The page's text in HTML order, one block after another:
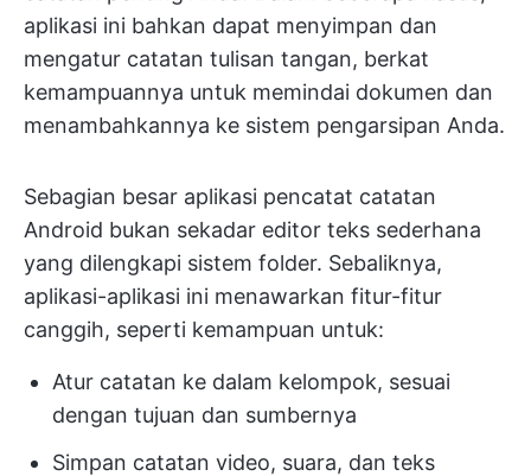
aplikasi ini bahkan dapat menyimpan dan
mengatur catatan tulisan tangan, berkat
kemampuannya untuk memindai dokumen dan
menambahkannya ke sistem pengarsipan Anda.
Sebagian besar aplikasi pencatat catatan
Android bukan sekadar editor teks sederhana
yang dilengkapi sistem folder. Sebaliknya,
aplikasi-aplikasi ini menawarkan fitur-fitur
canggih, seperti kemampuan untuk:
Atur catatan ke dalam kelompok, sesuai
dengan tujuan dan sumbernya
Simpan catatan video, suara, dan teks